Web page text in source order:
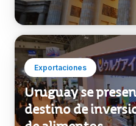
Exportaciones
Uruguay se
destino de
de alimentos